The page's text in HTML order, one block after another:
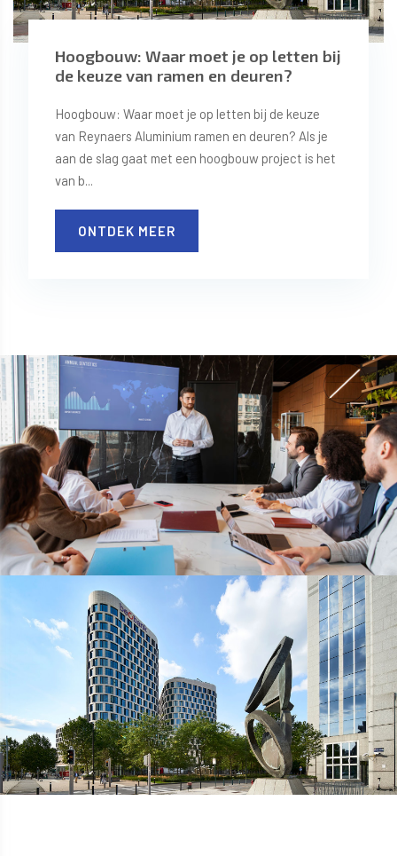
Hoogbouw: Waar moet je op letten bij
de keuze van ramen en deuren?
Hoogbouw: Waar moet je op letten bij de keuze
van Reynaers Aluminium ramen en deuren? Als je
aan de slag gaat met een hoogbouw project is het
van b...
ONTDEK MEER